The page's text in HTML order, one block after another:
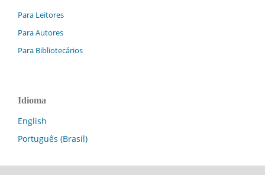
Para Leitores
Para Autores
Para Bibliotecários
Idioma
English
Português (Brasil)